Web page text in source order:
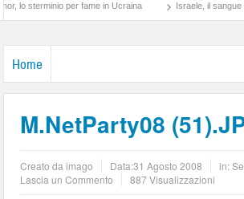
per fame in Ucraina Israele, il sangue degli altri
Home
M.NetParty08
Creato daimago Data:31 Agosto 2008
in:
Lascia un Commento
887 Visualizzazioni